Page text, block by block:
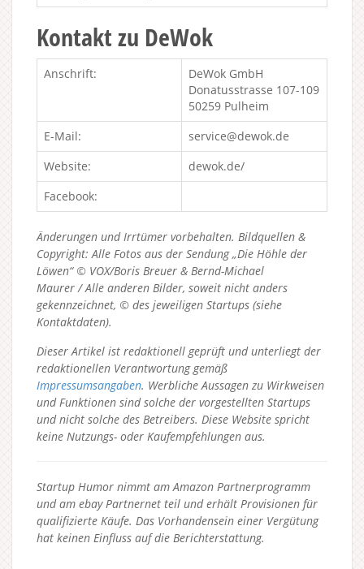
Kontakt zu DeWok
Anschrift:
DeWok GmbH
Donatusstrasse 107-109
50259 Pulheim
E-Mail:
service@dewok.de
Website:
dewok.de/
Facebook:
Änderungen und Irrtümer vorbehalten. Bildquellen &
Copyright: Alle Fotos aus der Sendung „Die Höhle der
Löwen“ © VOX/Boris Breuer & Bernd-Michael
Maurer / Alle anderen Bilder, soweit nicht anders
gekennzeichnet, © des jeweiligen Startups (siehe
Kontaktdaten).
Dieser Artikel ist redaktionell geprüft und unterliegt der
redaktionellen Verantwortung gemäß
Impressumsangaben. Werbliche Aussagen zu Wirkweisen
und Funktionen sind solche der vorgestellten Startups
und nicht solche des Betreibers. Diese Website spricht
keine Nutzungs- oder Kaufempfehlungen aus.
Startup Humor nimmt am Amazon Partnerprogramm
und am ebay Partnernet teil und erhält Provisionen für
qualifizierte Käufe. Das Vorhandensein einer Vergütung
hat keinen Einfluss auf die Berichterstattung.